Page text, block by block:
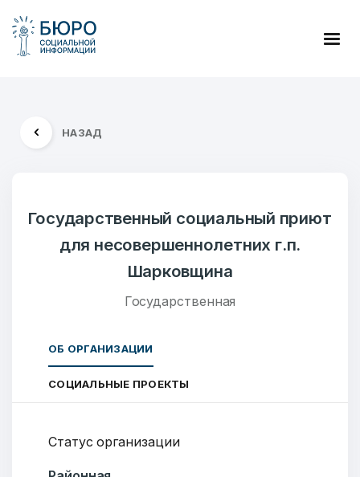
НАЗАД
Государственный социальный приют
для несовершеннолетних г.п.
Шарковщина
Государственная
ОБ ОРГАНИЗАЦИИ
СОЦИАЛЬНЫЕ ПРОЕКТЫ
Статус организации